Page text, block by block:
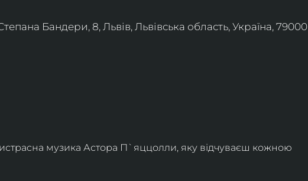
Бандери, 8, Львів, Львівська область, Україна, 79000
музика Астора П`яццолли, яку відчуваєш кожною